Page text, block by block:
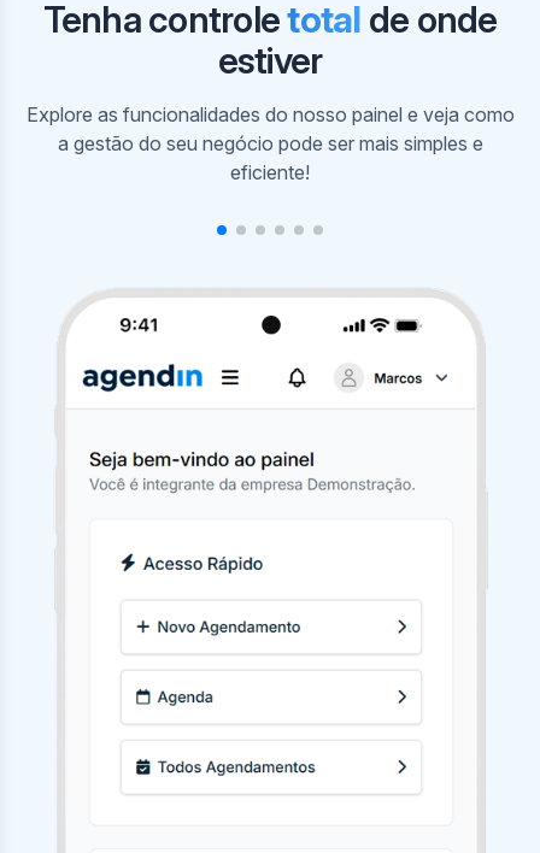
Tenha controletotal de onde
estiver
Em nosso painel, visualize sua agenda e a dos
profissionais por horários. Crie, edite e cancele
agendamentos com poucos cliques.